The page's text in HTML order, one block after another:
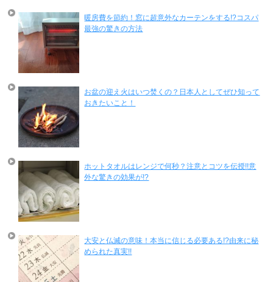
暖房費を節約！窓に超意外なカーテンをする!?コスパ
最強の驚きの方法
お盆の迎え火はいつ焚くの？日本人としてぜひ知って
おきたいこと！
ホットタオルはレンジで何秒？注意とコツを伝授!!意
外な驚きの効果が!?
大安と仏滅の意味！本当に信じる必要ある!?由来に秘
められた真実!!